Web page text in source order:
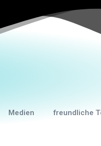
Medien freundliche